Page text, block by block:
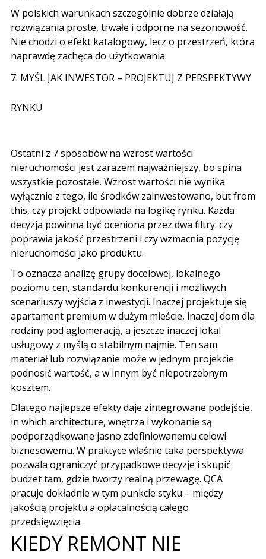
W polskich warunkach szczególnie dobrze działają
rozwiązania proste, trwałe i odporne na sezonowość.
Nie chodzi o efekt katalogowy, lecz o przestrzeń, która
naprawdę zachęca do użytkowania.
7. MYŚL JAK INWESTOR– PROJEKTUJ Z PERSPEKTYWY
RYNKU
Ostatni z 7sposobów na wzrost wartości
nieruchomości jest zarazem najważniejszy, bo spina
wszystkie pozostałe. Wzrost wartości nie wynika
wyłącznie z tego, ile środków zainwestowano, but from
this, czy projekt odpowiada na logikę rynku. Każda
decyzja powinna być oceniona przez dwa filtry: czy
poprawia jakość przestrzeni i czy wzmacnia pozycję
nieruchomości jako produktu.
To oznacza analizę grupy docelowej, lokalnego
poziomu cen, standardu konkurencji i możliwych
scenariuszy wyjścia z inwestycji. Inaczej projektuje się
apartament premium w dużym mieście, inaczej dom dla
rodziny pod aglomeracją, a jeszcze inaczej lokal
usługowy z myślą o stabilnym najmie. Ten sam
materiał lub rozwiązanie może w jednym projekcie
podnosić wartość, a w innym być niepotrzebnym
kosztem.
Dlatego najlepsze efekty daje zintegrowane podejście,
in which architecture, wnętrza i wykonanie są
podporządkowane jasno zdefiniowanemu celowi
biznesowemu. W praktyce właśnie taka perspektywa
pozwala ograniczyć przypadkowe decyzje i skupić
budżet tam, gdzie tworzy realną przewagę. QCA
pracuje dokładnie w tym punkcie styku – między
jakością projektu a opłacalnością całego
przedsięwzięcia.
KIEDY REMONT NIE